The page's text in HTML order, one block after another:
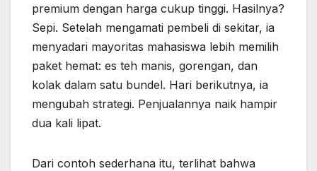
premium dengan harga cukup tinggi. Hasilnya?
Sepi. Setelah mengamati pembeli di sekitar, ia
menyadari mayoritas mahasiswa lebih memilih
paket hemat: es teh manis, gorengan, dan
kolak dalam satu bundel. Hari berikutnya, ia
mengubah strategi. Penjualannya naik hampir
dua kali lipat.
Dari contoh sederhana itu, terlihat bahwa